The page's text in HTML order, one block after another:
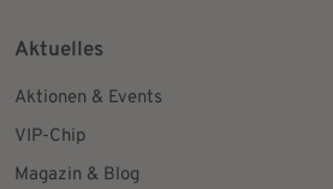
Aktuelles
Aktionen & Events
VIP-Chip
Magazin & Blog